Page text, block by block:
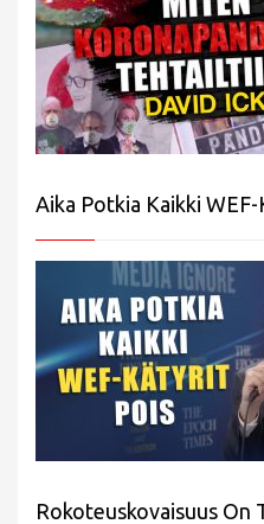
Aika Potkia Kaikki
Rokoteuskovaisuus On